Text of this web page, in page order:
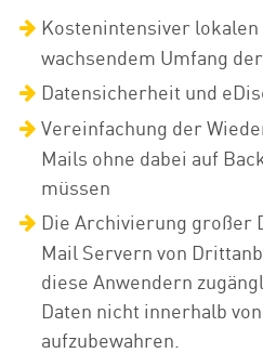
Kostenintensiver
wachsendem Umfang
Datensicherheit und
Vereinfachung der
Mails ohne dabei auf
müssen
Die Archivierung großer
Mail Servern von
diese Anwendern
Daten nicht innerhalb
aufzubewahren.